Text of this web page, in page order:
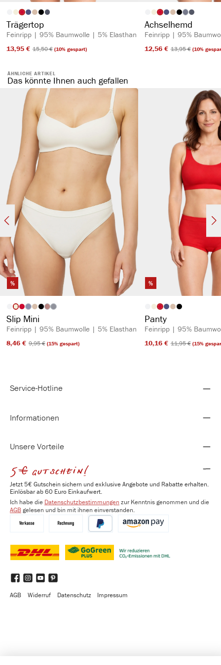
Artikelfarbeauswählen
Trägertop
Feinripp | 95% Baumwolle | 5% Elasthan
13,95 €​ 15,50 €​(10% gespart)
Artikelfarbe(Diese Option
Achselhemd
Feinripp | 95%
12,56 €​ 13,95 €​(10%
ÄHNLICHE ARTIKEL
Das könnte Ihnen auch gefallen
%
Artikelfarbeauswählen
(Diese Option ist zurzeit nicht verfügbar.)
(Diese Option ist zurzeit nicht verfügbar.)
(Diese Option ist zurzeit nicht verfügbar.)
Slip Mini
Feinripp | 95% Baumwolle | 5% Elasthan
8,46 €​ 9,95 €​(15% gespart)
%
Artikelfarbe
Panty
Feinripp | 95%
10,16 €​ 11,95 €​(15%
Service-Hotline
Informationen
Unsere Vorteile
5€ gutschein!
Jetzt 5€ Gutschein sichern und exklusive Angebote und Rabatte erhalten.
Einlösbar ab 60 Euro Einkaufwert.
Ich habe die Datenschutzbestimmungen zur Kenntnis genommen und die
AGBgelesen und bin mit ihnen einverstanden.
FacebookInstagram
YouTubePinterest
AGB
Widerruf Datenschutz Impressum